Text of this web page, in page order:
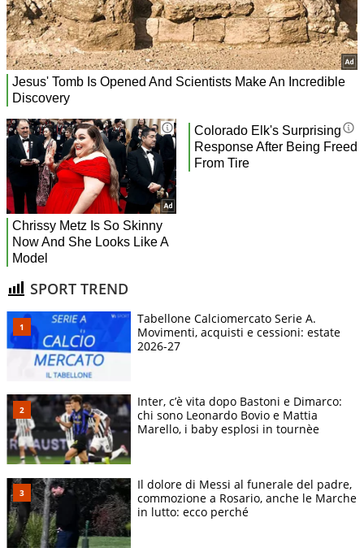
SPORT TREND
Tabellone Calciomercato Serie A.
Movimenti, acquisti e cessioni: estate
2026-27
Inter, c’è vita dopo Bastoni e Dimarco:
chi sono Leonardo Bovio e Mattia
Marello, i baby esplosi in tournèe
Il dolore di Messi al funerale del padre,
commozione a Rosario, anche le Marche
in lutto: ecco perché